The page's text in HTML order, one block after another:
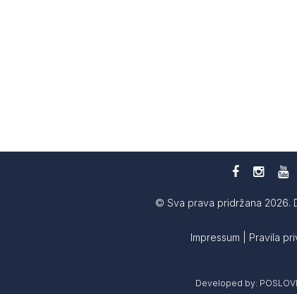
© Sva prava pridržana 2026.
Impressum Pravila
Developed by: